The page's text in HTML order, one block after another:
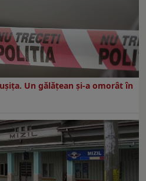
Un gălățean și-a omorât în